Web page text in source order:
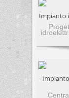
Impianto